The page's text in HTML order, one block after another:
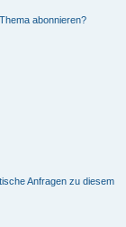
abonnieren?
Anfragen zu diesem